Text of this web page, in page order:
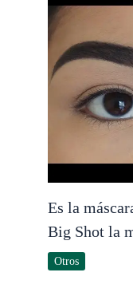
Es la
Big Shot la
Otros